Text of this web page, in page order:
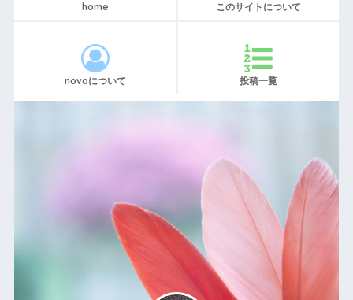
home このサイトについて
novoについて 投稿一覧